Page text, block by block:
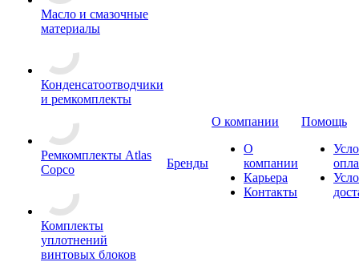
Масло и смазочные
материалы
Конденсатоотводчики
и ремкомплекты
Ремкомплекты Atlas
Copco
Комплекты
уплотнений
винтовых блоков
Бренды
О компании
О
компании
Карьера
Контакты
Помощь